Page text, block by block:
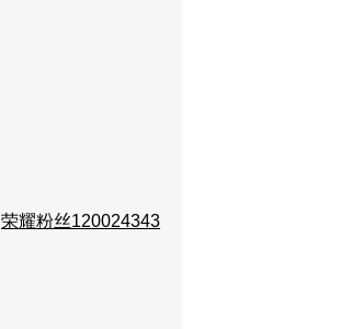
荣耀粉丝120024343